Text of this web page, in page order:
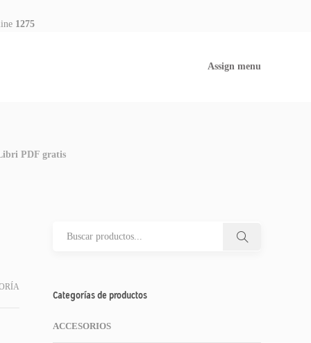
1275
Assign menu
PDF gratis
Categorías de productos
ACCESORIOS